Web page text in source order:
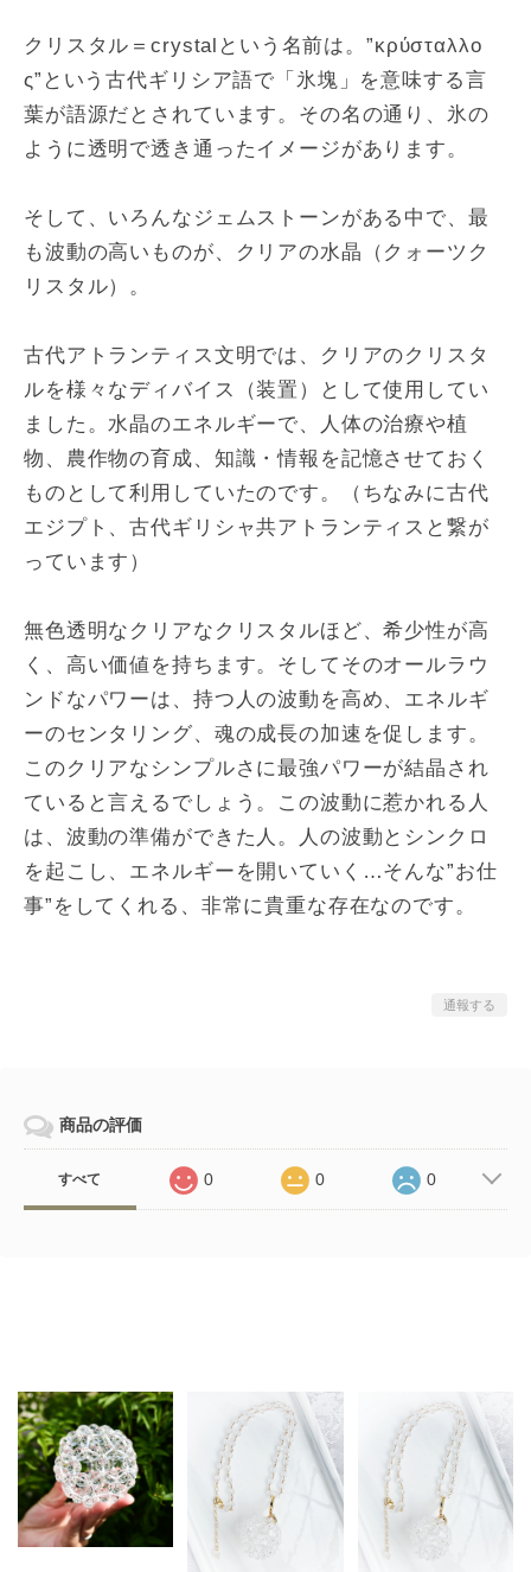
クリスタル＝crystalという名前は。”κρύσταλλο
ς”という古代ギリシア語で「氷塊」を意味する言
葉が語源だとされています。その名の通り、氷の
ように透明で透き通ったイメージがあります。
そして、いろんなジェムストーンがある中で、最
も波動の高いものが、クリアの水晶（クォーツク
リスタル）。
古代アトランティス文明では、クリアのクリスタ
ルを様々なディバイス（装置）として使用してい
ました。水晶のエネルギーで、人体の治療や植
物、農作物の育成、知識・情報を記憶させておく
ものとして利用していたのです。（ちなみに古代
エジプト、古代ギリシャ共アトランティスと繋が
っています）
無色透明なクリアなクリスタルほど、希少性が高
く、高い価値を持ちます。そしてそのオールラウ
ンドなパワーは、持つ人の波動を高め、エネルギ
ーのセンタリング、魂の成長の加速を促します。
このクリアなシンプルさに最強パワーが結晶され
ていると言えるでしょう。この波動に惹かれる人
は、波動の準備ができた人。人の波動とシンクロ
を起こし、エネルギーを開いていく…そんな”お仕
事”をしてくれる、非常に貴重な存在なのです。
通報する
商品の評価
すべて 0 0 0